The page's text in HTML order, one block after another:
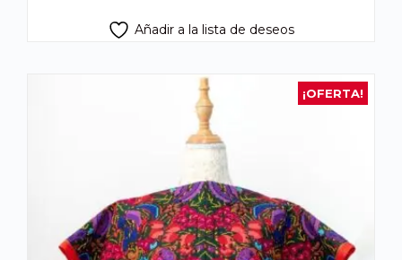
Añadir a la lista de deseos
¡OFERTA!